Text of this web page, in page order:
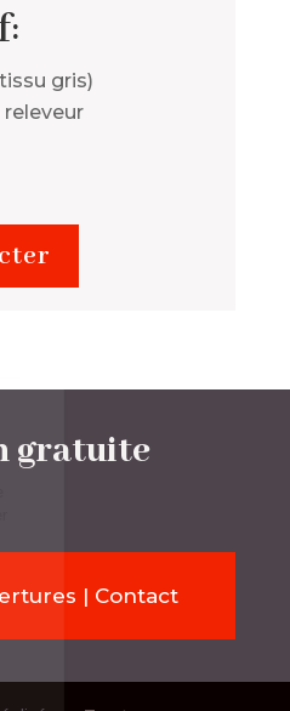
gris)
releveur
gratuite
| Contact